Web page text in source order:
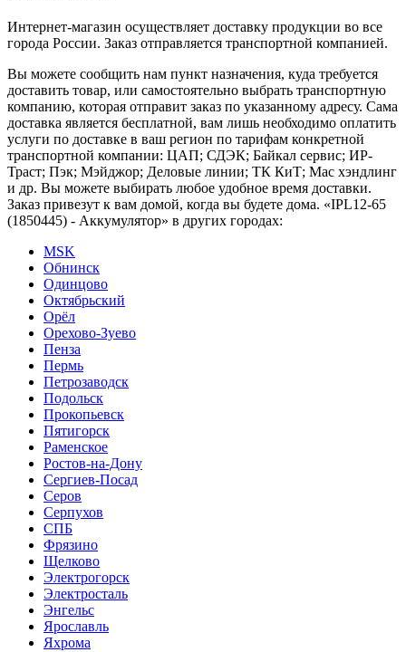
Интернет-магазин осуществляет доставку продукции во все
города России. Заказ отправляется транспортной компанией.
Вы можете сообщить нам пункт назначения, куда требуется
доставить товар, или самостоятельно выбрать транспортную
компанию, которая отправит заказ по указанному адресу. Сама
доставка является бесплатной, вам лишь необходимо оплатить
услуги по доставке в ваш регион по тарифам конкретной
транспортной компании: ЦАП; СДЭК; Байкал сервис; ИР-
Траст; Пэк; Мэйджор; Деловые линии; ТК КиТ; Мас хэндлинг
и др. Вы можете выбирать любое удобное время доставки.
Заказ привезут к вам домой, когда вы будете дома. «IPL12-65
(1850445) - Аккумулятор» в других городах:
MSK
Обнинск
Одинцово
Октябрьский
Орёл
Орехово-Зуево
Пенза
Пермь
Петрозаводск
Подольск
Прокопьевск
Пятигорск
Раменское
Ростов-на-Дону
Сергиев-Посад
Серов
Серпухов
СПБ
Фрязино
Щелково
Электрогорск
Электросталь
Энгельс
Ярославль
Яхрома